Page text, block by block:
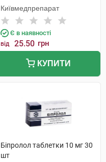
Київмедпрепарат
Є в наявності
від 25.50 грн
КУПИТИ
Біпролол таблетки 10 мг 30
шт